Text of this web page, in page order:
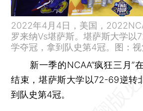
2022年4月4日，美国，
罗来纳Vs堪萨斯。堪萨斯大学以
学夺冠，拿到队史第4冠。图：视
新一季的NCAA“疯狂三月”
结束，堪萨斯大学以72-69逆转
到队史第4冠。